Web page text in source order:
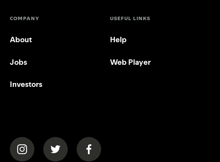
COMPANY
About
Jobs
Investors
USEFUL LINKS
Help
Web Player
(opens in a new tab)(opens in a new tab)(opens in a new tab)